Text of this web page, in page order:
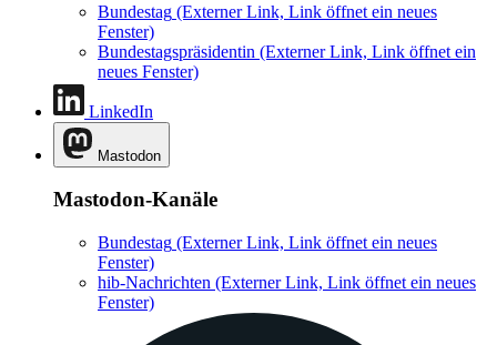
Bundestag (Externer Link, Link öffnet ein neues
Fenster)
Bundestagspräsidentin (Externer Link, Link öffnet ein
neues Fenster)
LinkedIn
Mastodon
Mastodon-Kanäle
Bundestag (Externer Link, Link öffnet ein neues
Fenster)
hib-Nachrichten (Externer Link, Link öffnet ein neues
Fenster)